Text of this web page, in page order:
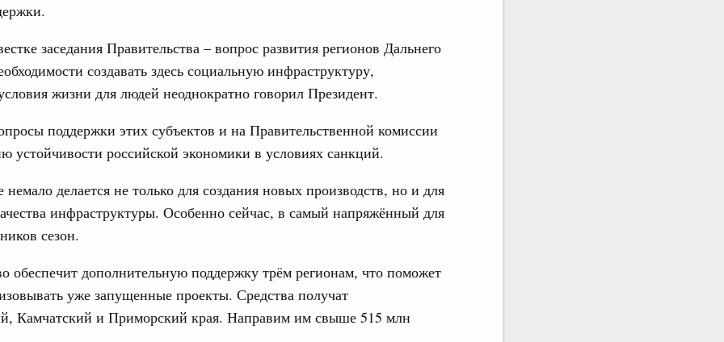
заседания Правительства – вопрос развития регионов Дальнего
создавать здесь социальную инфраструктуру,
жизни для людей неоднократно говорил Президент.
поддержки этих субъектов и на Правительственной комиссии
устойчивости российской экономики в условиях санкций.
немало делается не только для создания новых производств, но и для
инфраструктуры. Особенно сейчас, в самый напряжённый для
сезон.
обеспечит дополнительную поддержку трём регионам, что поможет
уже запущенные проекты. Средства получат
Камчатский и Приморский края. Направим им свыше 515 млн
№15)
бюджетные ассигнования.
№14)
вторник
№13)
апреля, четверг